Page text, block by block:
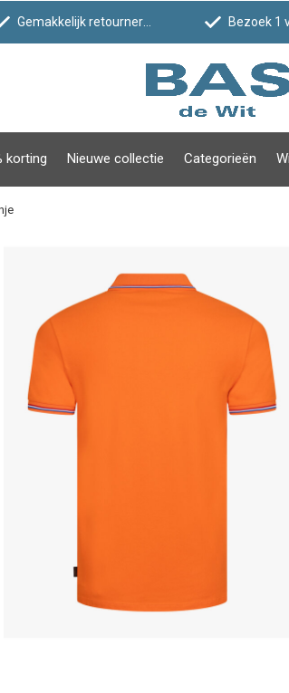
korting Nieuwe collectie Categorieën
Gemakkelijk retourneren Bezoek 1